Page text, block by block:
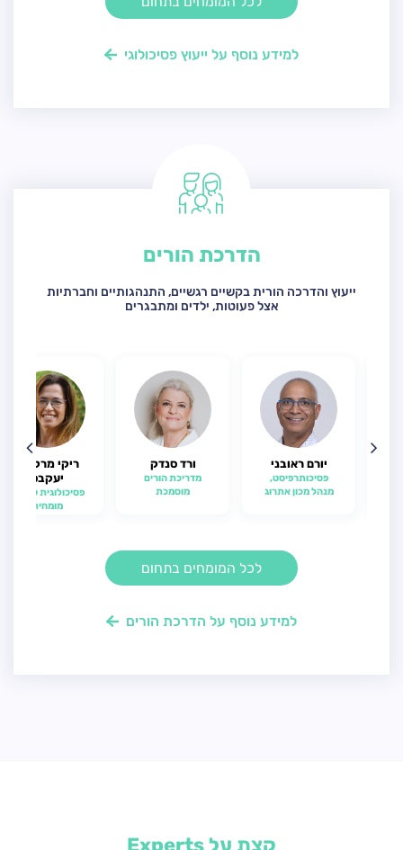
למידע נוסף על ייעוץ פסיכולוגי
הדרכת הורים
ייעוץ והדרכה הורית בקשיים רגשיים, התנהגותיים וחברתיות
אצל פעוטות, ילדים ומתבגרים
יורם ראובני
פסיכותרפיסט,
מנהל מכון אתרוג
ורד סנדק
מדריכת הורים
מוסמכת
ריקי מרקביץ
יעקבס
פסיכולוגית קלינית
מומחית
לכל המומחים בתחום
למידע נוסף על הדרכת הורים
קצת על Experts